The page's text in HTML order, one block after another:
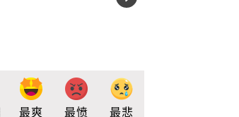
最爽 最愤 最悲